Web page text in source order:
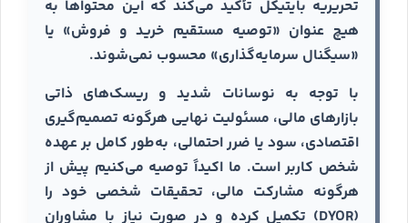
تحریریه بایتیکل تأکید می‌کند که این محتواها به
هیچ عنوان «توصیه مستقیم خرید و فروش» یا
«سیگنال سرمایه‌گذاری» محسوب نمی‌شوند.
با توجه به نوسانات شدید و ریسک‌های ذاتی
بازارهای مالی، مسئولیت نهایی هرگونه تصمیم‌گیری
اقتصادی، سود یا ضرر احتمالی، به‌طور کامل بر عهده
شخص کاربر است. ما اکیداً توصیه می‌کنیم پیش از
هرگونه مشارکت مالی، تحقیقات شخصی خود را
(DYOR) تکمیل کرده و در صورت نیاز با مشاوران